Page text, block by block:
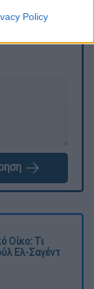
Policy
θα
Οίκο: Τι
Ελ-Σαγέντ